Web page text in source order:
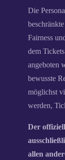
Die
Fairness
dem
angeboten
bewusste
möglichst
werden,
Der
allen